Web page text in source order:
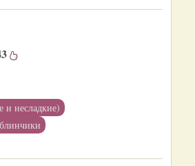
и несладкие)